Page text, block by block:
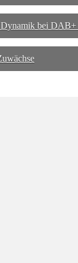
bei DAB+